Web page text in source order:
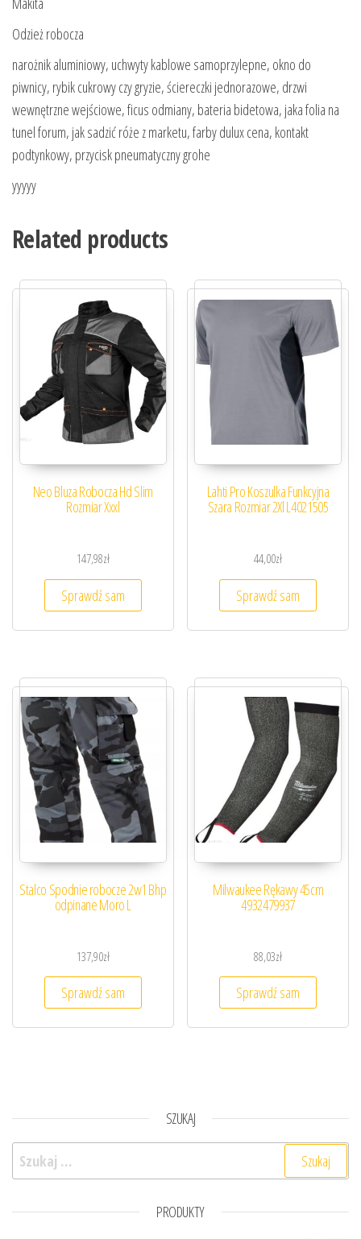
Odzież robocza
narożnik aluminiowy, uchwyty kablowe samoprzylepne, okno do
piwnicy, rybik cukrowy czy gryzie, ściereczki jednorazowe, drzwi
wewnętrzne wejściowe, ficus odmiany, bateria bidetowa, jaka folia na
tunel forum, jak sadzić róże z marketu, farby dulux cena, kontakt
podtynkowy, przycisk pneumatyczny grohe
yyyyy
Related products
Neo Bluza Robocza Hd Slim
Rozmiar Xxxl
147,98zł
Sprawdź sam
Lahti Pro Koszulka Funkcyjna
Szara Rozmiar 2Xl L4021505
44,00zł
Sprawdź sam
Stalco Spodnie robocze 2w1 Bhp
odpinane Moro L
137,90zł
Sprawdź sam
Milwaukee Rękawy 45cm
4932479937
88,03zł
Sprawdź sam
SZUKAJ
Szukaj:
PRODUKTY